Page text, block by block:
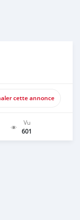
cette annonce
Vu
601